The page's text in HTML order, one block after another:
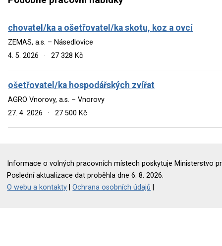
chovatel/ka a ošetřovatel/ka skotu, koz a ovcí
ZEMAS, a.s. – Násedlovice
4. 5. 2026
· 27 328 Kč
ošetřovatel/ka hospodářských zvířat
AGRO Vnorovy, a.s. – Vnorovy
27. 4. 2026
· 27 500 Kč
Informace o volných pracovních místech poskytuje Ministerstvo
Poslední aktualizace dat proběhla dne 6. 8. 2026.
O webu a kontakty |Ochrana osobních údajů